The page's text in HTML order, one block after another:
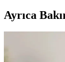
Ayrıca
Bambum
İçecek Taşıma